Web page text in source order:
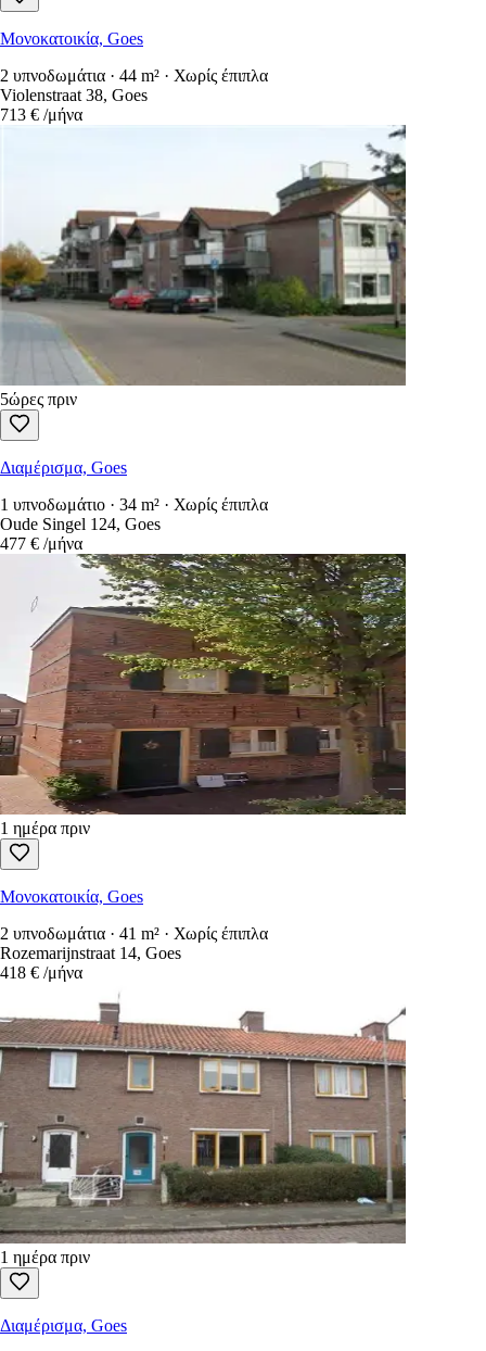
Μονοκατοικία, Goes
2 υπνοδωμάτια · 44 m² · Χωρίς έπιπλα
Violenstraat 38, Goes
713 € /μήνα
5ώρες πριν
Διαμέρισμα, Goes
1 υπνοδωμάτιο · 34 m² · Χωρίς έπιπλα
Oude Singel 124, Goes
477 € /μήνα
1 ημέρα πριν
Μονοκατοικία, Goes
2 υπνοδωμάτια · 41 m² · Χωρίς έπιπλα
Rozemarijnstraat 14, Goes
418 € /μήνα
1 ημέρα πριν
Διαμέρισμα, Goes